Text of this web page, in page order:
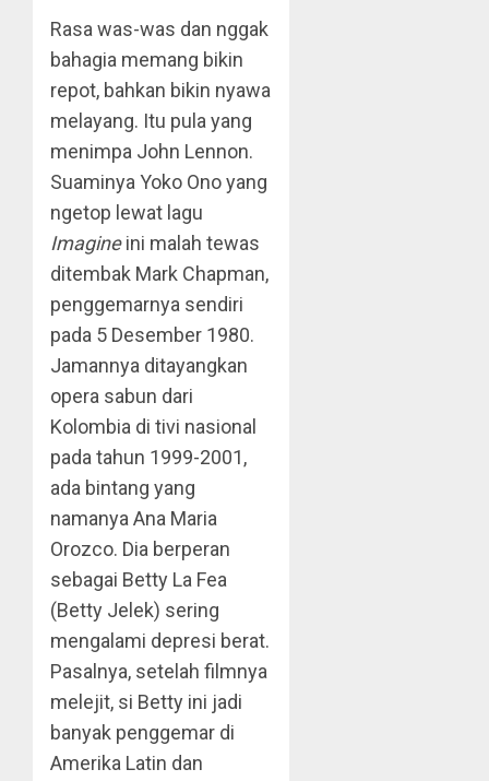
Rasa was-was dan nggak
bahagia memang bikin
repot, bahkan bikin nyawa
melayang. Itu pula yang
menimpa John Lennon.
Suaminya Yoko Ono yang
ngetop lewat lagu
Imagineini malah tewas
ditembak Mark Chapman,
penggemarnya sendiri
pada 5 Desember 1980.
Jamannya ditayangkan
opera sabun dari
Kolombia di tivi nasional
pada tahun 1999-2001,
ada bintang yang
namanya Ana Maria
Orozco. Dia berperan
sebagai Betty La Fea
(Betty Jelek) sering
mengalami depresi berat.
Pasalnya, setelah filmnya
melejit, si Betty ini jadi
banyak penggemar di
Amerika Latin dan